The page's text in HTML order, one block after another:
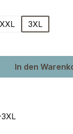
verfügbar.)
XXL 3XL
Wert ein oder
In den